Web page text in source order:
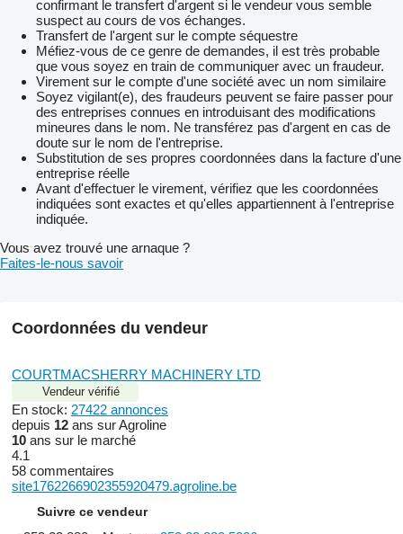
confirmant le transfert d'argent si le vendeur vous semble
suspect au cours de vos échanges.
Transfert de l'argent sur le compte séquestre
Méfiez-vous de ce genre de demandes, il est très probable
que vous soyez en train de communiquer avec un fraudeur.
Virement sur le compte d'une société avec un nom similaire
Soyez vigilant(e), des fraudeurs peuvent se faire passer pour
des entreprises connues en introduisant des modifications
mineures dans le nom. Ne transférez pas d'argent en cas de
doute sur le nom de l'entreprise.
Substitution de ses propres coordonnées dans la facture d'une
entreprise réelle
Avant d'effectuer le virement, vérifiez que les coordonnées
indiquées sont exactes et qu'elles appartiennent à l'entreprise
indiquée.
Vous avez trouvé une arnaque ?
Faites-le-nous savoir
Coordonnées du vendeur
COURTMACSHERRY MACHINERY LTD
Vendeur vérifié
En stock: 27422 annonces
depuis 12 ans sur Agroline
10 ans sur le marché
4.1
58 commentaires
site1762266902355920479.agroline.be
Suivre ce vendeur